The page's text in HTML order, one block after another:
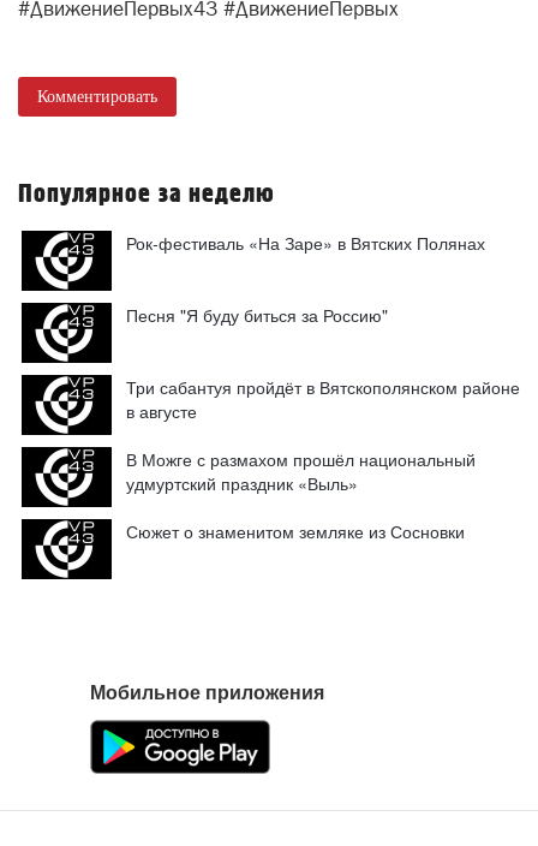
#ДвижениеПервых43 #ДвижениеПервых
Комментировать
Популярное за неделю
Рок-фестиваль «На Заре» в Вятских Полянах
Песня "Я буду биться за Россию"
Три сабантуя пройдёт в Вятскополянском районе
в августе
В Можге с размахом прошёл национальный
удмуртский праздник «Выль»
Сюжет о знаменитом земляке из Сосновки
Мобильное приложения